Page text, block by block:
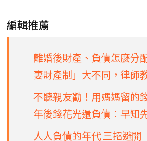
編輯推薦
離婚後財產、負債怎麼分
妻財產制」大不同，律師
不聽親友勸！用媽媽留的
年後錢花光還負債：早知
人人負債的年代 三招避開